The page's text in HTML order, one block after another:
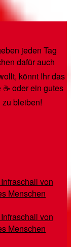
jeden Tag
dafür auch
könnt Ihr das
oder ein gutes
bleiben!
von
Menschen
von
Menschen